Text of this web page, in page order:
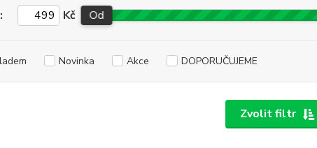
Zvolit filtr
Kč Od
Novinka Akce DOPORUČUJEME